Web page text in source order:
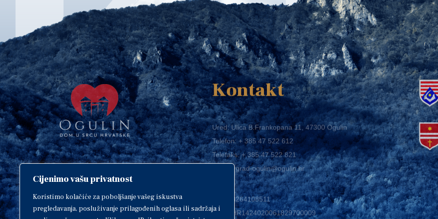
Cijenimo vašu privatnost
Koristimo kolačiće za poboljšanje vašeg iskustva
pregledavanja, posluživanje prilagođenih oglasa ili sadržaja i
Copyright © 2018. Grad Ogulin,
sva prava pridržana.
Kontakt
Ured: Ulica B.Frankopana 11, 47300 Ogulin
Telefon:+ 385 47 522 612
Telefaks:+ 385 47 522 821
E-mail:grad-ogulin@ogulin.hr
OIB: 58264108511
IBAN: HR1424020061829700009